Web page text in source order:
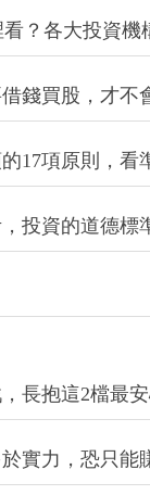
？各大投資機
錢買股，才不
17項原則，看
投資的道德標
長抱這2檔最
實力，恐只能